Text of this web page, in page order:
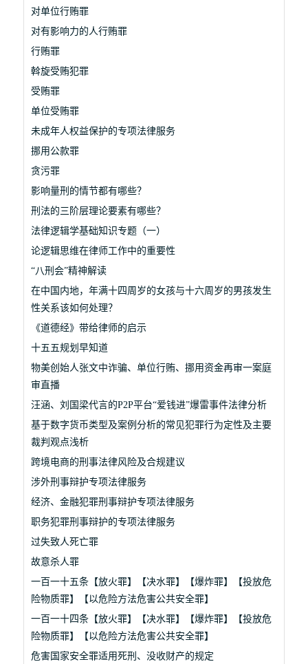
对单位行贿罪
对有影响力的人行贿罪
行贿罪
斡旋受贿犯罪
受贿罪
单位受贿罪
未成年人权益保护的专项法律服务
挪用公款罪
贪污罪
影响量刑的情节都有哪些？
刑法的三阶层理论要素有哪些？
法律逻辑学基础知识专题（一）
论逻辑思维在律师工作中的重要性
“八刑会”精神解读
在中国内地，年满十四周岁的女孩与十六周岁的男孩发生
性关系该如何处理？
《道德经》带给律师的启示
十五五规划早知道
物美创始人张文中诈骗、单位行贿、挪用资金再审一案庭
审直播
汪涵、刘国梁代言的P2P平台“爱钱进”爆雷事件法律分析
基于数字货币类型及案例分析的常见犯罪行为定性及主要
裁判观点浅析
跨境电商的刑事法律风险及合规建议
涉外刑事辩护专项法律服务
经济、金融犯罪刑事辩护专项法律服务
职务犯罪刑事辩护的专项法律服务
过失致人死亡罪
故意杀人罪
一百一十五条【放火罪】【决水罪】【爆炸罪】【投放危
险物质罪】【以危险方法危害公共安全罪】
一百一十四条【放火罪】【决水罪】【爆炸罪】【投放危
险物质罪】【以危险方法危害公共安全罪】
危害国家安全罪适用死刑、没收财产的规定